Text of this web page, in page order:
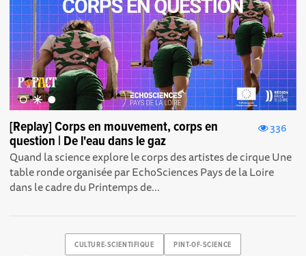
336
[Replay] Corps en mouvement, corps en
question | De l'eau dans le gaz
Quand la science explore le corps des artistes de cirque Une
table ronde organisée par EchoSciences Pays de la Loire
dans le cadre du Printemps de...
CULTURE-SCIENTIFIQUE PINT-OF-SCIENCE